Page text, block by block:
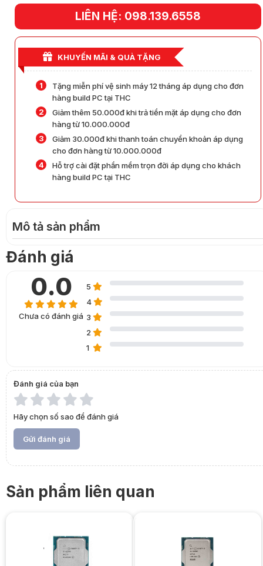
LIÊN HỆ: 098.139.6558
KHUYẾN MÃI & QUÀ TẶNG
1
Tặng miễn phí vệ sinh máy 12 tháng áp dụng cho đơn
hàng build PC tại THC
2
Giảm thêm 50.000đ khi trả tiền mặt áp dụng cho đơn
hàng từ 10.000.000đ
3
Giảm 30.000đ khi thanh toán chuyển khoản áp dụng
cho đơn hàng từ 10.000.000đ
4
Hỗ trợ cài đặt phần mềm trọn đời áp dụng cho khách
hàng build PC tại THC
Mô tả sản phẩm
0.0
Chưa có đánh giá
5
0
4
0
3
2
1
Đánh giá của bạn
Hãy chọn số sao để đánh giá
Gửi đánh giá
Sản phẩm liên quan